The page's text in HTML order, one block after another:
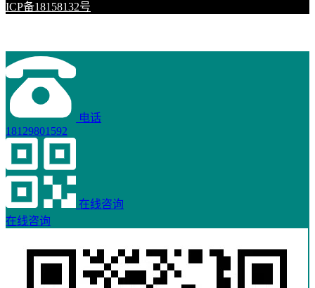
ICP备18158132号
电话
18129801592
在线咨询
在线咨询